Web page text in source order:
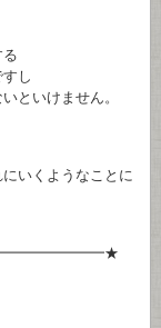
し
といけません。
いくようなことに
━━━━━━━━━★